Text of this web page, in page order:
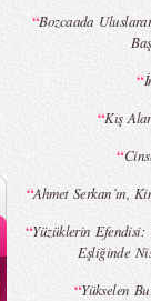
“Bozcaada
“
“Kış
“
“Ahmet Serkan’ın,
“Yüzüklerin Efendisi:
Eşliğinde
“Yükselen